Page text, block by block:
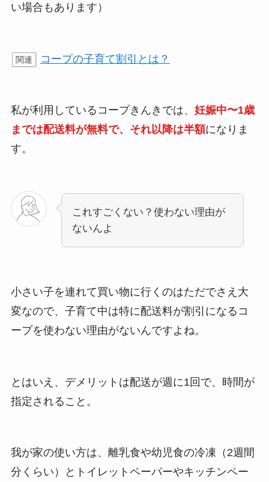
い場合もあります）
関連 コープの子育て割引とは？
私が利用しているコープきんきでは、 妊娠中〜1歳
までは配送料が無料で、それ以降は半額になりま
す。
これすごくない？使わない理由が
ないんよ
小さい子を連れて買い物に行くのはただでさえ大
変なので、子育て中は特に配送料が割引になるコ
ープを使わない理由がないんですよね。
とはいえ、デメリットは配送が週に1回で、時間が
指定されること。
我が家の使い方は、離乳食や幼児食の冷凍（2週間
分くらい）とトイレットペーパーやキッチンペー